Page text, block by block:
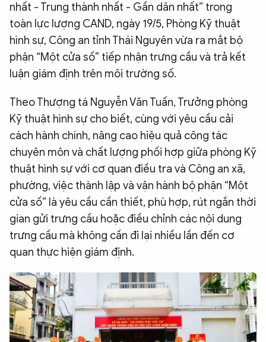
ĐA PHƯƠNG TIỆN
eMagazine
Podcast
Video Ảnh
Infographic
Chuyên trang An ninh thế giớiVăn nghệ Công an
Chuyên đề
nhất - Trung thành nhất - Gần dân nhất” trong
toàn lực lượng CAND, ngày 19/5, Phòng Kỹ thuật
hình sự, Công an tỉnh Thái Nguyên vừa ra mắt bộ
phận “Một cửa số” tiếp nhận trưng cầu và trả kết
luận giám định trên môi trường số.
Theo Thượng tá Nguyễn Văn Tuấn, Trưởng phòng
Kỹ thuật hình sự cho biết, cùng với yêu cầu cải
cách hành chính, nâng cao hiệu quả công tác
chuyên môn và chất lượng phối hợp giữa phòng Kỹ
thuật hình sự với cơ quan điều tra và Công an xã,
phường, việc thành lập và vận hành bộ phận “Một
cửa số” là yêu cầu cần thiết, phù hợp, rút ngắn thời
gian gửi trưng cầu hoặc điều chỉnh các nội dung
trưng cầu mà không cần đi lại nhiều lần đến cơ
quan thực hiện giám định.